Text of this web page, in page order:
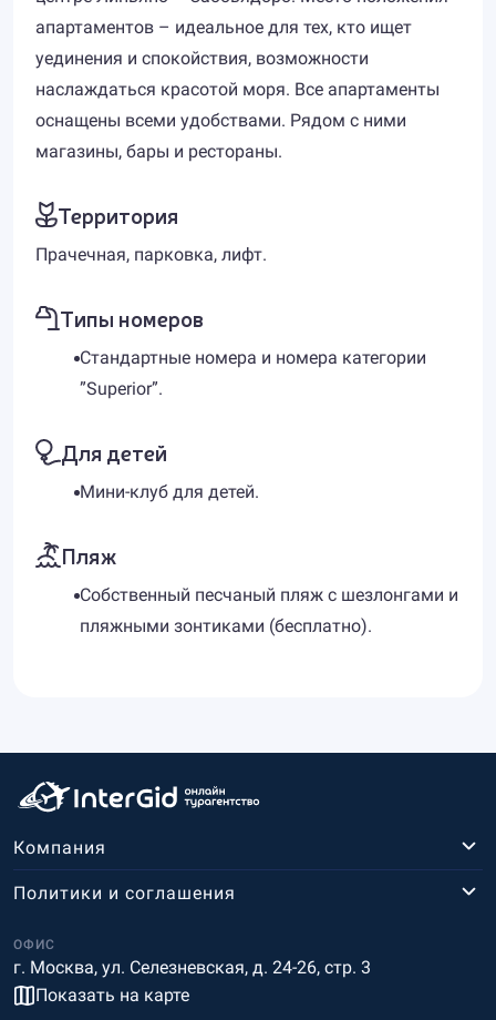
апартаментов – идеальное для тех, кто ищет
уединения и спокойствия, возможности
наслаждаться красотой моря. Все апартаменты
оснащены всеми удобствами. Рядом с ними
магазины, бары и рестораны.
Территория
Прачечная, парковка, лифт.
Типы номеров
Стандартные номера и номера категории
”Superior”.
Для детей
Мини-клуб для детей.
Пляж
Собственный песчаный пляж с шезлонгами и
пляжными зонтиками (бесплатно).
Компания
ОФИС
г. Москва, ул. Селезневская, д. 24-26, стр. 3
Показать на карте
Политики и соглашения